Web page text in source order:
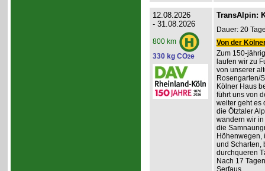
12.08.2026
- 31.08.2026
800 km
330 kg CO2e
TransAlpin:
Dauer: 20
Von der
Zum 150-
laufen wir zu
von unserer
Rosengarten/
Kölner Haus
führt uns von
weiter geht es
die Ötztaler
wandern wir
die
Höhenwegen,
und Scharten,
durchqueren
Nach 17
Serfaus.